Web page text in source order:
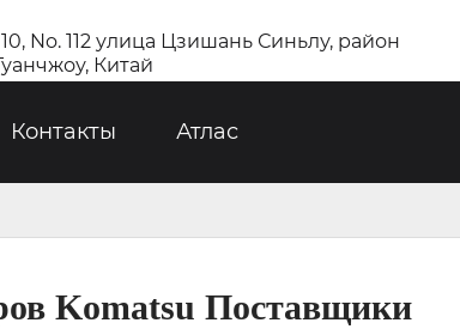
No. 112 улица Цзишань Синьлу, район
Китай
Контакты Атлас
Komatsu Поставщики